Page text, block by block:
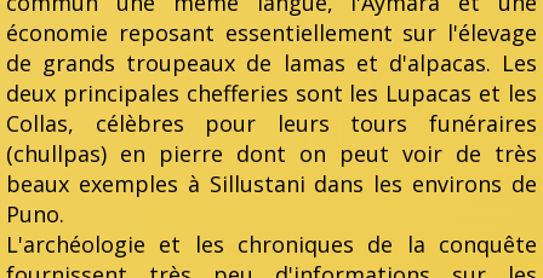
économie reposant essentiellement sur l'élevage
de grands troupeaux de lamas et d'alpacas. Les
deux principales chefferies sont les Lupacas et les
Collas, célèbres pour leurs tours funéraires
(chullpas) en pierre dont on peut voir de très
beaux exemples à Sillustani dans les environs de
Puno.
L'archéologie et les chroniques de la conquête